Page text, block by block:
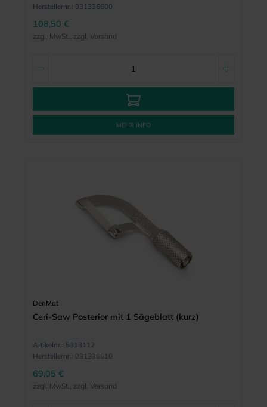
Herstellernr.: 031336600
108,50 €
zzgl. MwSt., zzgl. Versand
MEHR INFO
DenMat
Ceri-Saw Posterior mit 1 Sägeblatt (kurz)
Artikelnr.: 5313112
Herstellernr.: 031336610
69,05 €
zzgl. MwSt., zzgl. Versand